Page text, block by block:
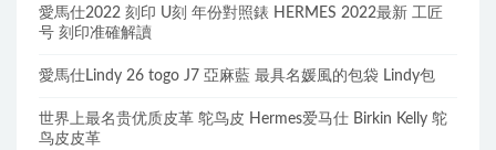
愛馬仕2022 刻印 U刻 年份對照錶 HERMES 2022最新 工匠
号 刻印准確解讀
愛馬仕Lindy 26 togo J7 亞麻藍 最具名媛風的包袋 Lindy包
世界上最名贵优质皮革 鸵鸟皮 Hermes爱马仕 Birkin Kelly 鸵
鸟皮皮革